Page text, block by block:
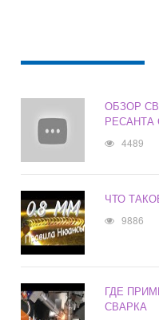
ОБЗОР
РЕСАНТА
4489
ЧТО
9886
ГДЕ
СВАРКА